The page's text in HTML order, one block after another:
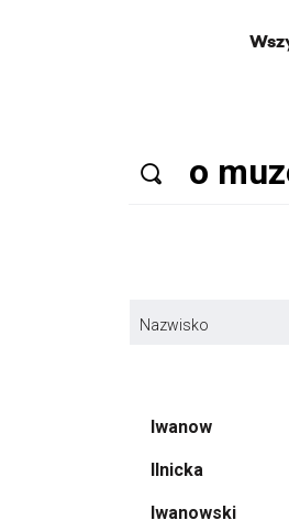
Nazwisko
Iwanow
Ilnicka
Iwanowski